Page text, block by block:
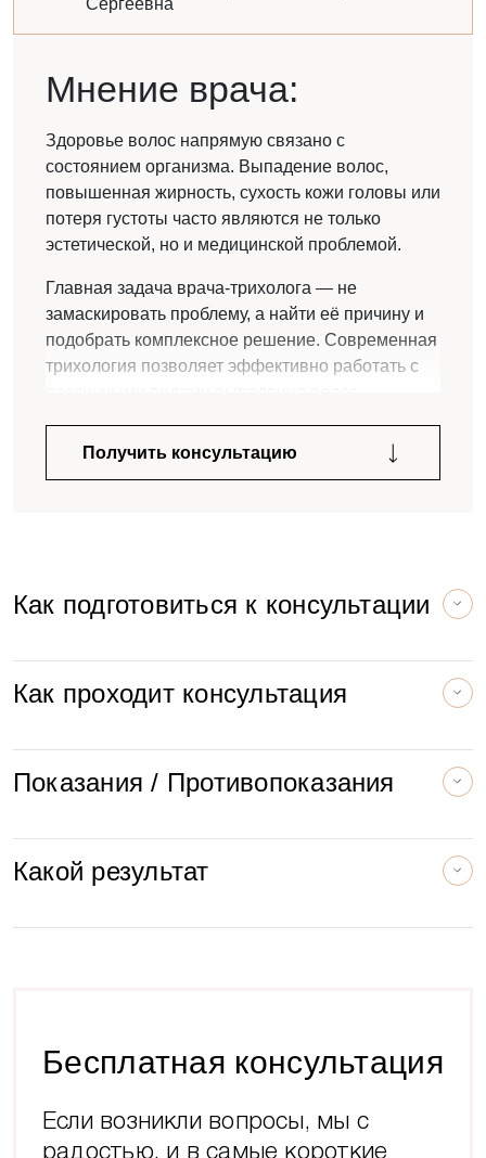
Мнение врача:
Здоровье волос напрямую связано с
состоянием организма. Выпадение волос,
повышенная жирность, сухость кожи головы или
потеря густоты часто являются не только
эстетической, но и медицинской проблемой.
Главная задача врача-трихолога — не
замаскировать проблему, а найти её причину и
подобрать комплексное решение. Современная
трихология позволяет эффективно работать с
при своевременном обращении к специалисту.
Получить консультацию
Как подготовиться к консультации
Как проходит консультация
Показания / Противопоказания
Какой результат
Бесплатная консультация
Если возникли вопросы, мы с
радостью, и в самые короткие
Задайте свой вопрос
Отправляя запрос Вы соглашаетесь на обработку
персональных данных. Данные не передаются третьим
Я даю согласие на обработку персональных
данных и принимаю условияПолитики
Мы будем рады, если вы поделитесь своим
мнением!
Пожалуйста, представьтесь
Отправляя отзыв Вы соглашаетесь на обработку